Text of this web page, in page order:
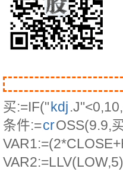
买:=IF("kdj
条件:=crOSS(9.9,